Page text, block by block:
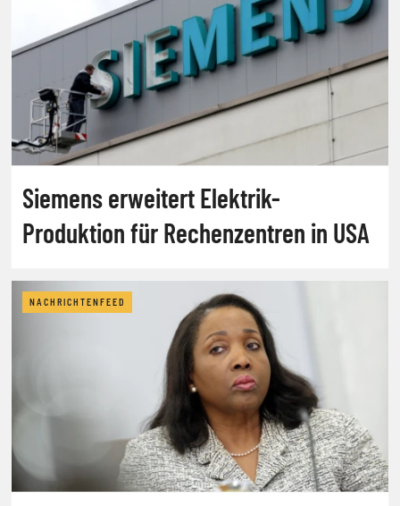
Siemens erweitert Elektrik-
Produktion für Rechenzentren in USA
NACHRICHTENFEED